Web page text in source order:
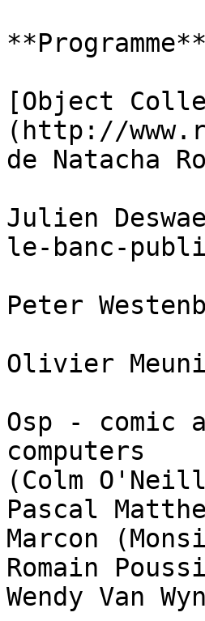
[Object
(http://
de Natacha
Julien
le-banc-
Peter
Olivier
Osp -
computers
(Colm
Pascal
Marcon
Romain
Wendy Van